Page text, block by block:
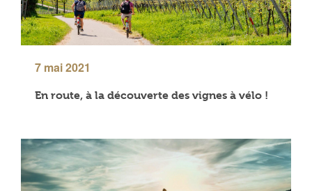
7 mai 2021
En route, à la découverte des vignes à vélo !